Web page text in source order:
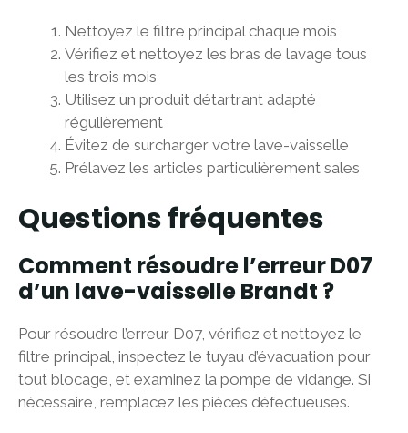
Nettoyez le filtre principal chaque mois
Vérifiez et nettoyez les bras de lavage tous
les trois mois
Utilisez un produit détartrant adapté
régulièrement
Évitez de surcharger votre lave-vaisselle
Prélavez les articles particulièrement sales
Questions fréquentes
Comment résoudre l’erreur D07
d’un lave-vaisselle Brandt ?
Pour résoudre l’erreur D07, vérifiez et nettoyez le
filtre principal, inspectez le tuyau d’évacuation pour
tout blocage, et examinez la pompe de vidange. Si
nécessaire, remplacez les pièces défectueuses.